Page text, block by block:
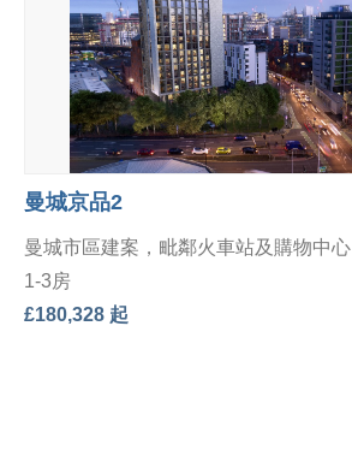
曼城京品2
曼城市區建案，毗鄰火車站及購物中心
1-3房
£180,328 起